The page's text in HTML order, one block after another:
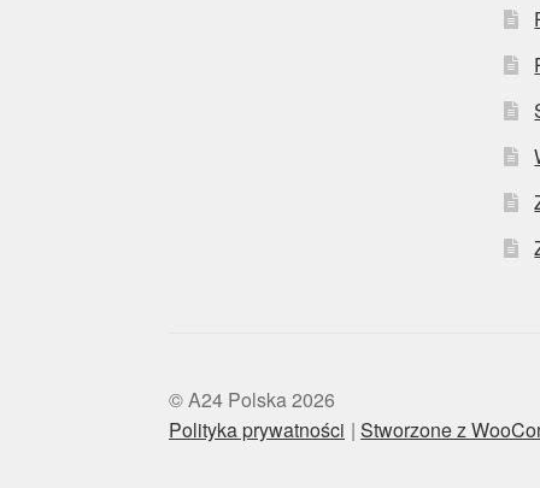
© A24 Polska 2026
Polityka prywatności
Stworzone z